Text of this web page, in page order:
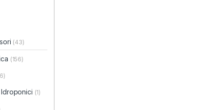
(43)
(156)
(1)